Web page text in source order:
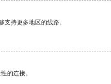
持更多地区的线路。
的连接。